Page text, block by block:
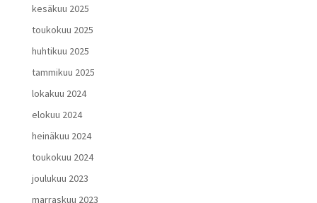
kesäkuu 2025
toukokuu 2025
huhtikuu 2025
tammikuu 2025
lokakuu 2024
elokuu 2024
heinäkuu 2024
toukokuu 2024
joulukuu 2023
marraskuu 2023